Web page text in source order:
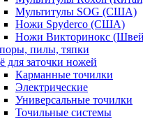
Мультитулы SOG (США)
Ножи Spyderco (США)
Ножи Викторинокс
пилы, тяпки
для заточки ножей
Карманные точилки
Электрические
Универсальные точилки
Точильные системы